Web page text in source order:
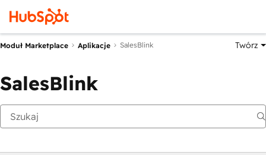
Moduł Marketplace Aplikacje SalesBlink Twórz
SalesBlink